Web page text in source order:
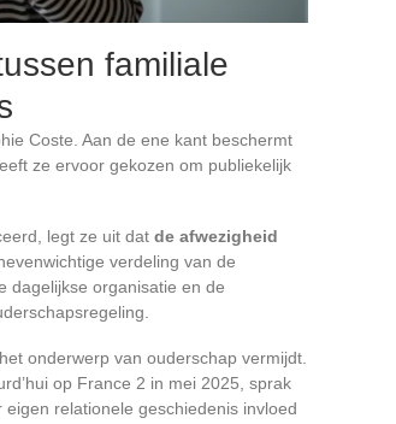
familiale
Coste. Aan de ene kant beschermt
ze ervoor gekozen om publiekelijk
legt ze uit dat de afwezigheid
verdeling van de
dagelijkse organisatie en de
onderwerp van ouderschap vermijdt.
op France 2 in mei 2025, sprak
relationele geschiedenis invloed